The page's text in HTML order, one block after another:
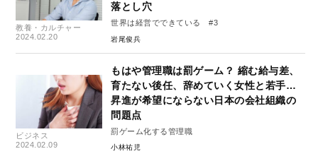
教養・カルチャー
2024.02.20
落とし穴
世界は経営でできている #3
岩尾俊兵
ビジネス
2024.02.09
もはや管理職は罰ゲーム？ 縮む給与差、
育たない後任、辞めていく女性と若手…
昇進が希望にならない日本の会社組織の
問題点
罰ゲーム化する管理職
小林祐児